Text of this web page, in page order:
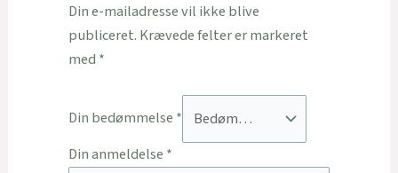
Din e-mailadresse vil ikke blive
publiceret. Krævede felter er markeret
med *
Din bedømmelse *
Din anmeldelse *